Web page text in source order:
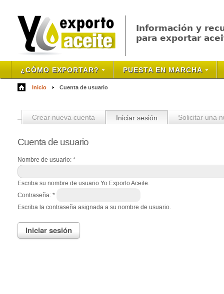
Información y
para exportar
¿CÓMO EXPORTAR? PUESTA EN MARCHA
Inicio Cuenta de usuario
Crear nueva cuenta Iniciar sesión Solicitar una
Cuentade usuario
Nombre de usuario: *
Escriba su nombre de usuario Yo Exporto Aceite.
Contraseña: *
Escriba la contraseña asignada a su nombre de usuario.